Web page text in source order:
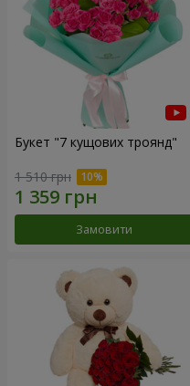
Букет "7 кущових троянд"
1 510 грн
Замовити